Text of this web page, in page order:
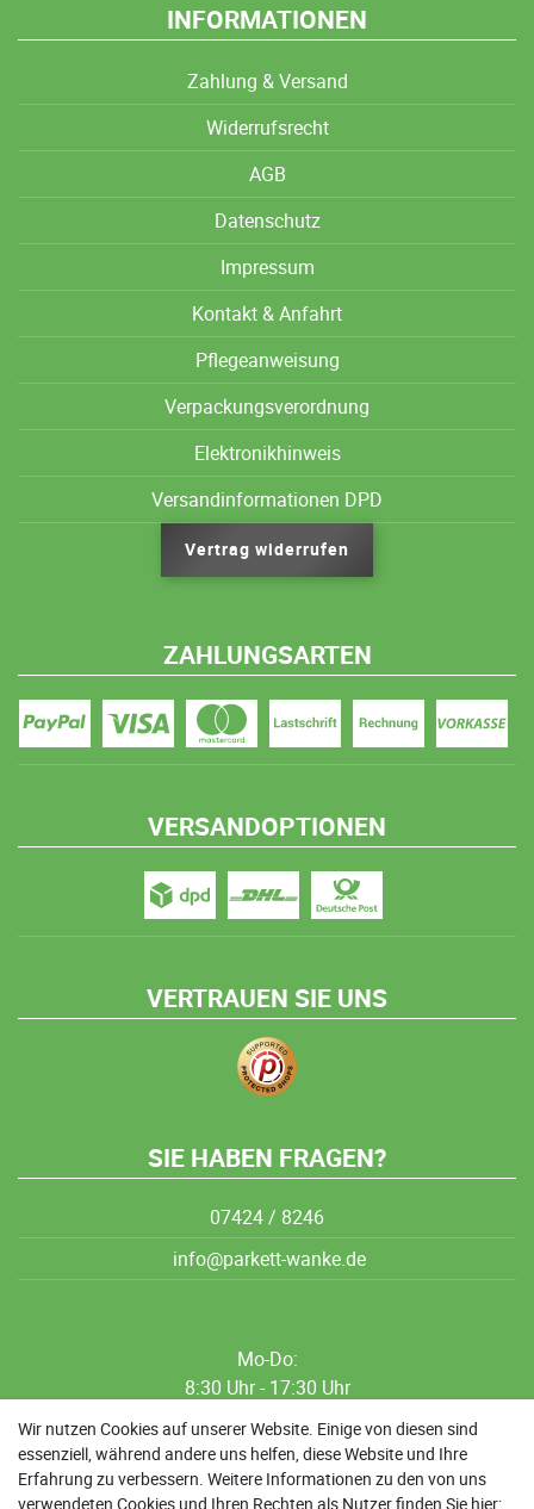
INFORMATIONEN
Zahlung & Versand
Widerrufsrecht
AGB
Datenschutz
Impressum
Kontakt & Anfahrt
Pflegeanweisung
Verpackungsverordnung
Elektronikhinweis
Versandinformationen DPD
Vertrag widerrufen
ZAHLUNGSARTEN
VERSANDOPTIONEN
VERTRAUEN SIE UNS
SIE HABEN FRAGEN?
07424 / 8246
info@parkett-wanke.de
Mo-Do:
8:30 Uhr - 17:30 Uhr
8:30 Uhr - 12:00 Uhr
13:00 Uhr - 17:30 Uhr
Sa: 9:00 Uhr - 13:00 Uhr
Wir nutzen Cookies auf unserer Website. Einige von diesen sind
essenziell, während andere uns helfen, diese Website und Ihre
Erfahrung zu verbessern. Weitere Informationen zu den von uns
verwendeten Cookies und Ihren Rechten als Nutzer finden Sie hier: